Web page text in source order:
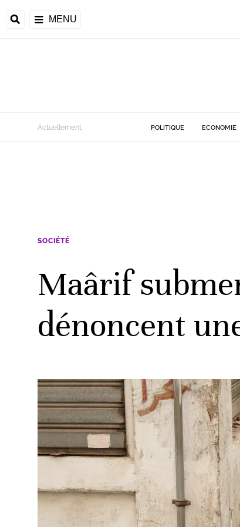
MENU
Actuellement POLITIQUE ECONOMIE
SOCIÉTÉ
Maârif
dénoncent